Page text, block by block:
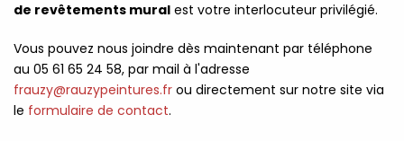
de revêtements mural est votre interlocuteur privilégié.
Vous pouvez nous joindre dès maintenant par téléphone
au 05 61 65 24 58, par mail à l'adresse
frauzy@rauzypeintures.fr ou directement sur notre site via
le formulaire de contact.